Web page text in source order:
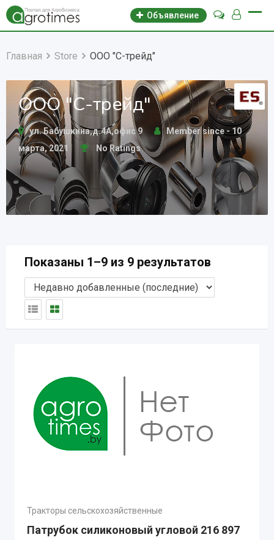
Объявление
Главная Store ООО "С-трейд"
ООО "С-трейд"
ул. Бабушкина,д.4А,офис 9
Member since - 10
марта, 2021
No Ratings
Показаны 1–9 из 9 результатов
Тракторы сельскохозяйственные
Патрубок силиконовый угловой 216 897